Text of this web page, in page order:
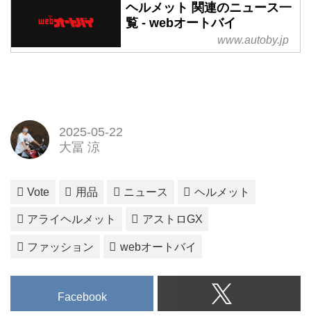
ヘルメット 関連のニュース一
覧 - webオートバイ
www.autoby.jp
2025-05-22
大冨 涼
Vote 用品 ニュース ヘルメット
アライヘルメット アストロGX
ファッション webオートバイ
Facebook